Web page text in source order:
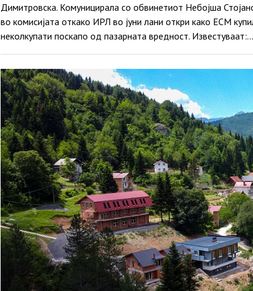
Димитровска. Комуницирала со обвинетиот Небојша
во комисијата откако ИРЛ во јуни лани откри како ЕСМ
неколкупати поскапо од пазарната вредност. Известуваат:…